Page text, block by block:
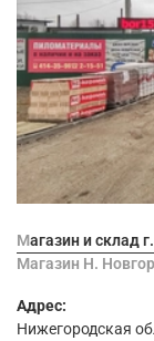
Магазин и склад
Магазин Н.
Адрес:
Нижегородская